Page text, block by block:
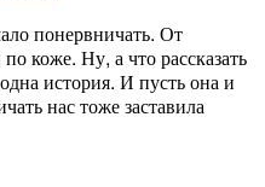
понервничать. От
коже. Ну, а что рассказать
история. И пусть она и
нас тоже заставила